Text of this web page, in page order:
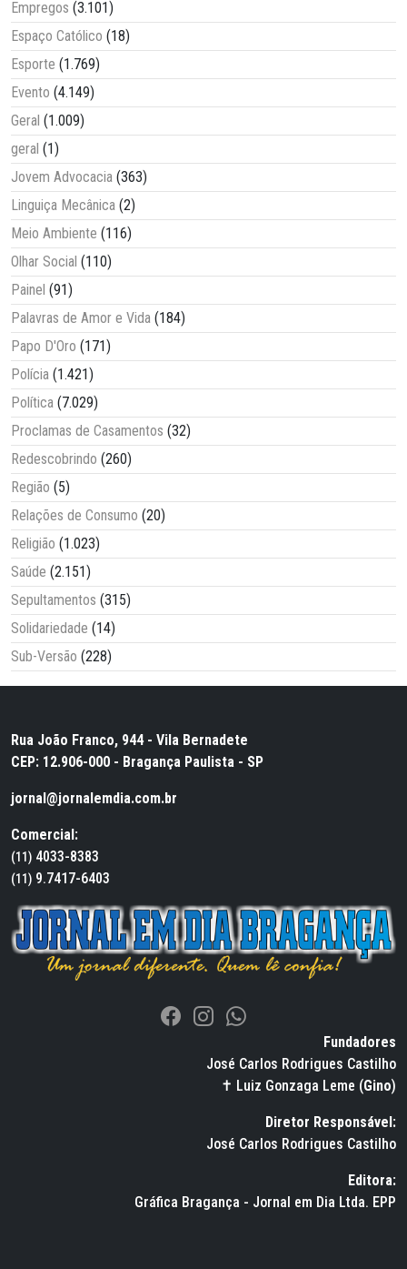
Empregos (3.101)
Espaço Católico (18)
Esporte (1.769)
Evento (4.149)
Geral (1.009)
geral (1)
Jovem Advocacia (363)
Linguiça Mecânica (2)
Meio Ambiente (116)
Olhar Social (110)
Painel (91)
Palavras de Amor e Vida (184)
Papo D'Oro (171)
Polícia (1.421)
Política (7.029)
Proclamas de Casamentos (32)
Redescobrindo (260)
Região (5)
Relações de Consumo (20)
Religião (1.023)
Saúde (2.151)
Sepultamentos (315)
Solidariedade (14)
Sub-Versão (228)
Rua João Franco, 944 - Vila Bernadete
CEP: 12.906-000 - Bragança Paulista - SP
jornal@jornalemdia.com.br
Comercial:
(11) 4033-8383
(11) 9.7417-6403
Fundadores
José Carlos Rodrigues Castilho
✝ Luiz Gonzaga Leme (Gino)
Diretor Responsável:
José Carlos Rodrigues Castilho
Editora:
Gráfica Bragança - Jornal em Dia Ltda. EPP